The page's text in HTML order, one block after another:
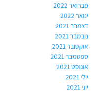
פברואר 2022
ינואר 2022
דצמבר 2021
נובמבר 2021
אוקטובר 2021
ספטמבר 2021
אוגוסט 2021
יולי 2021
יוני 2021